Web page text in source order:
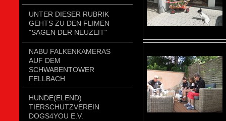
UNTER DIESER RUBRIK
GEHTS ZU DEN FLIMEN
"SAGEN DER NEUZEIT"
NABU FALKENKAMERAS
AUF DEM
SCHWABENTOWER
FELLBACH
HUNDE(ELEND)
TIERSCHUTZVEREIN
DOGS4YOU E.V.